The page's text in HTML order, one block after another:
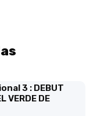
3 : DEBUT
VERDE DE